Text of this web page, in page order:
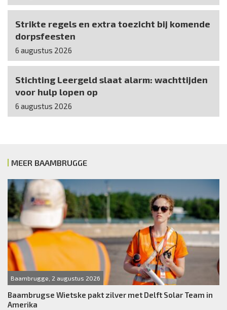
Strikte regels en extra toezicht bij komende
dorpsfeesten
6 augustus 2026
Stichting Leergeld slaat alarm: wachttijden
voor hulp lopen op
6 augustus 2026
MEER BAAMBRUGGE
Baambrugge, 2 augustus 2026
Baambrugse Wietske pakt zilver met Delft Solar Team in
Amerika